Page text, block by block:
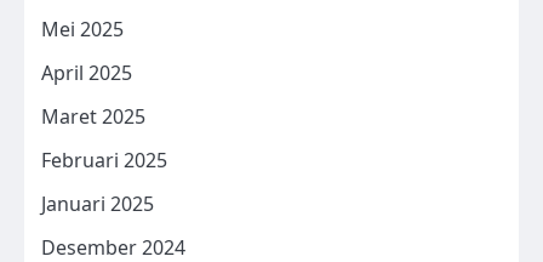
Mei 2025
April 2025
Maret 2025
Februari 2025
Januari 2025
Desember 2024